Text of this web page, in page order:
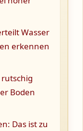
Wasser
erkennen
Boden
Das ist zu